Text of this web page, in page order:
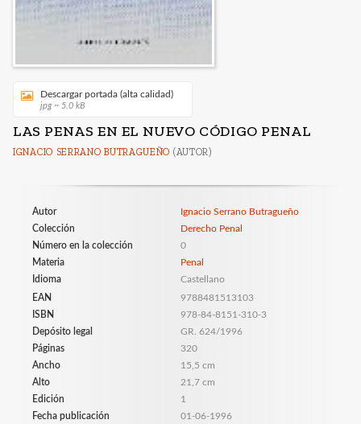
Descargar portada (alta calidad)
jpg ~ 5.0 kB
LAS PENAS EN EL NUEVO CÓDIGO PENAL
IGNACIO SERRANO BUTRAGUEÑO (AUTOR)
Autor
Ignacio Serrano Butragueño
Colección
Derecho Penal
Número en la colección
0
Materia
Penal
Idioma
Castellano
EAN
9788481513103
ISBN
978-84-8151-310-3
Depósito legal
GR. 624/1996
Páginas
320
Ancho
15,5 cm
Alto
21,7 cm
Edición
1
Fecha publicación
01-06-1996